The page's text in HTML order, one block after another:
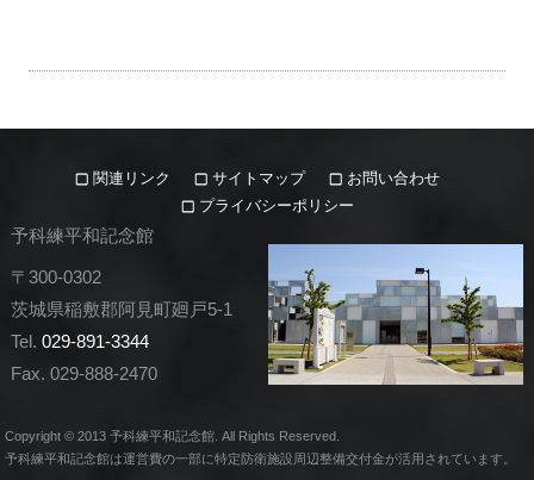
予科練平和記念館
〒300-0302
茨城県稲敷郡阿見町廻戸5-1
Tel. 029-891-3344
Fax. 029-888-2470
関連リンク サイトマップ
お問い合わせ
プライバシーポリシー
Copyright © 2013 予科練平和記念館. All Rights Reserved.
予科練平和記念館は運営費の一部に特定防衛施設周辺整備交付金が活用されています。